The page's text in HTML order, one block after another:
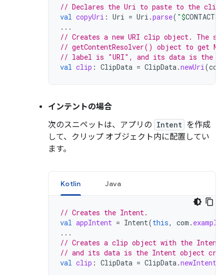
// Declares the Uri to paste to the
val copyUri : Uri = Uri .parse( "$CONTACTS
...
// Creates a new URI clip object. The
// getContentResolver() object to get
// label is "URI", and its data is the
val clip : ClipData = ClipData.newUri(
インテントの場合
次のスニペットは、アプリの Intent を作成
して、クリップ オブジェクト内に配置してい
ます。
Kotlin Java
// Creates the Intent.
val appIntent = Intent(this, com . example
...
// Creates a clip object with the
// and its data is the Intent object
val clip : ClipData = ClipData.newIntent